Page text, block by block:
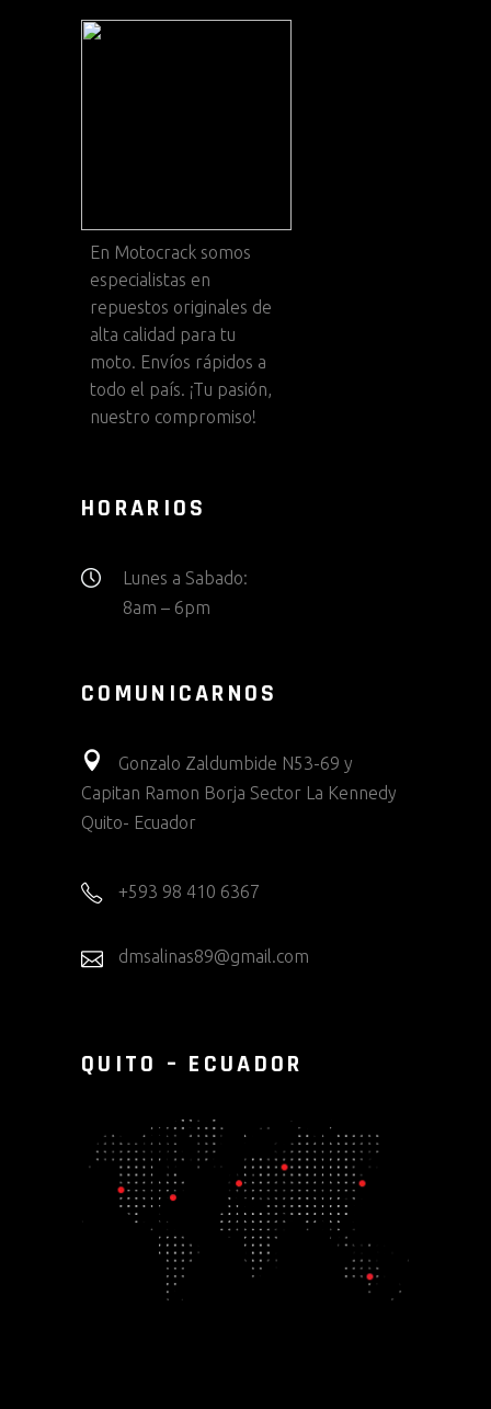
En Motocrack somos
especialistas en
repuestos originales de
alta calidad para tu
moto. Envíos rápidos a
todo el país. ¡Tu pasión,
nuestro compromiso!
HORARIOS
Lunes a Sabado:
8am – 6pm
COMUNICARNOS
Gonzalo Zaldumbide N53-69 y
Capitan Ramon Borja Sector La Kennedy
Quito- Ecuador
+593 98 410 6367
dmsalinas89@gmail.com
QUITO – ECUADOR